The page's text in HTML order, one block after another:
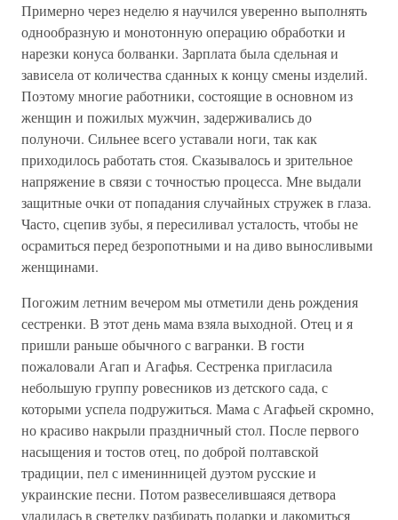
Примерно через неделю я научился уверенно выполнять
однообразную и монотонную операцию обработки и
нарезки конуса болванки. Зарплата была сдельная и
зависела от количества сданных к концу смены изделий.
Поэтому многие работники, состоящие в основном из
женщин и пожилых мужчин, задерживались до
полуночи. Сильнее всего уставали ноги, так как
приходилось работать стоя. Сказывалось и зрительное
напряжение в связи с точностью процесса. Мне выдали
защитные очки от попадания случайных стружек в глаза.
Часто, сцепив зубы, я пересиливал усталость, чтобы не
осрамиться перед безропотными и на диво выносливыми
женщинами.
Погожим летним вечером мы отметили день рождения
сестренки. В этот день мама взяла выходной. Отец и я
пришли раньше обычного с вагранки. В гости
пожаловали Агап и Агафья. Сестренка пригласила
небольшую группу ровесников из детского сада, с
которыми успела подружиться. Мама с Агафьей скромно,
но красиво накрыли праздничный стол. После первого
насыщения и тостов отец, по доброй полтавской
традиции, пел с именинницей дуэтом русские и
украинские песни. Потом развеселившаяся детвора
удалилась в светелку разбирать подарки и лакомиться